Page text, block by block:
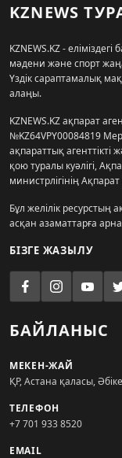
KZNEWS
KZNEWS.KZ -
мәдени және спорт
Үздік сараптамалық
алаңы.
KZNEWS.KZ ақпарат
№KZ64VPY00084819
ақпараттық агенттікті
қою туралы куәлігі,
министрлігінің
Бұл желілік ресурстың
асқан азаматтарға
БІЗГЕ ЖАЗЫЛУ
БАЙЛАНЫС
МЕКЕН-ЖАЙ
ҚР, Астана қаласы,
ТЕЛЕФОН
+7 701 933 8520
EMAIL